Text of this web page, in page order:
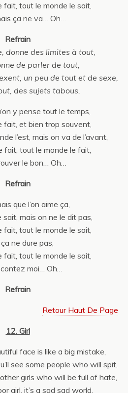
fait, tout le monde le sait,
ça ne va… Oh…
Refrain
donne des limites à tout,
de parler de tout,
un peu de tout et de sexe,
des sujets tabous.
y pense tout le temps,
fait, et bien trop souvent,
l’est, mais on va de l’avant,
fait, tout le monde le fait,
le bon… Oh…
Refrain
que l’on aime ça,
sait, mais on ne le dit pas,
fait, tout le monde le sait,
ne dure pas,
fait, tout le monde le sait,
moi… Oh…
Refrain
Retour Haut De Page
12. Girl
face is like a big mistake,
see some people who will spit,
girls who will be full of hate,
girl, it’s a sad sad world.